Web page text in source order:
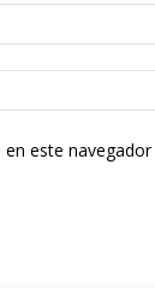
este